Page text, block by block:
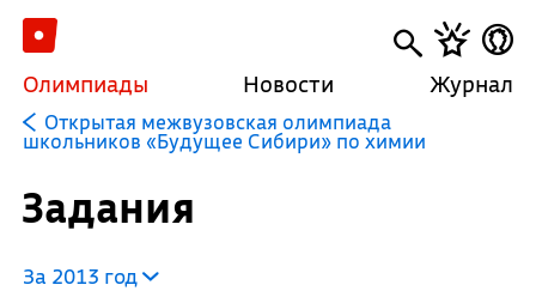
Олимпиады Новости Журнал
Открытая межвузовская олимпиада
школьников «Будущее Сибири» по химии
Задания
За 2013 год